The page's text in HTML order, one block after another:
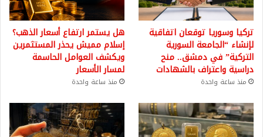
تركيا وسوريا توقعان اتفاقية
لإنشاء “الجامعة السورية
التركية” في دمشق.. منح
دراسية واعتراف بالشهادات
منذ ساعة واحدة
هل يستمر ارتفاع أسعار الذهب؟
إسلام مميش يحذر المستثمرين
ويكشف العوامل الحاسمة
لمسار الأسعار
منذ ساعة واحدة